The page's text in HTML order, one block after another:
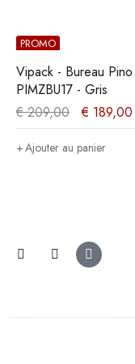
PROMO
Vipack - Bureau
PIMZBU17 - Gris
€209,00 € 189,00
Ajouter au panier